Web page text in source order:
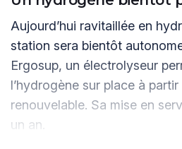
Aujourd’hui ravitaillée en
station sera bientôt
Ergosup, un électrolyseur
l’hydrogène sur place à partir
renouvelable. Sa mise en
un an.